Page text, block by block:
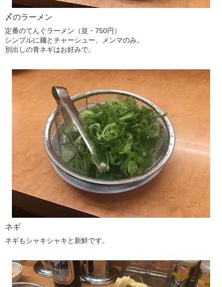
〆のラーメン
定番のてんぐラーメン（並・750円）
シンプルに麺とチャーシュー、メンマのみ。
別出しの青ネギはお好みで。
ネギ
ネギもシャキシャキと新鮮です。